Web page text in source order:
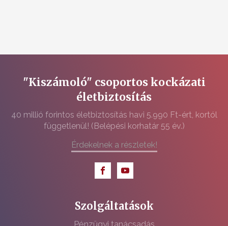
"Kiszámoló" csoportos kockázati
életbiztosítás
40 millió forintos életbiztosítás havi 5.990 Ft-ért, kortól
függetlenül! (Belépési korhatár 55 év.)
Érdekelnek a részletek!
Szolgáltatások
Pénzügyi tanácsadás